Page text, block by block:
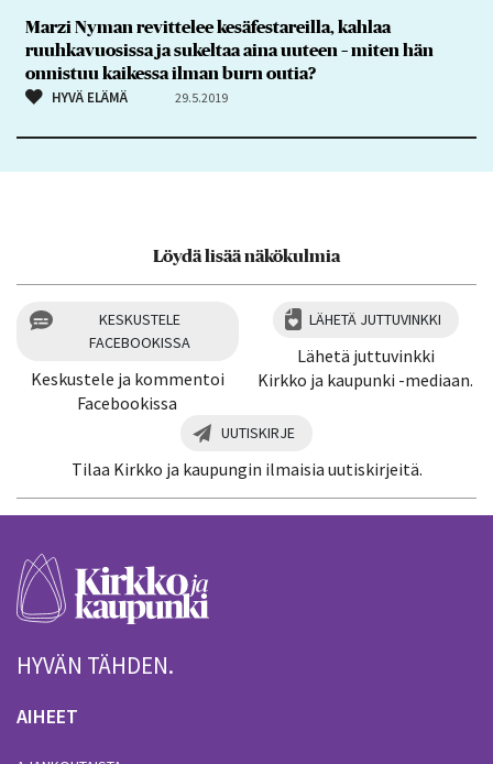
Marzi Nyman revittelee kesäfestareilla, kahlaa
ruuhkavuosissa ja sukeltaa aina uuteen – miten hän
onnistuu kaikessa ilman burn outia?
HYVÄ ELÄMÄ 29.5.2019
Löydä lisää näkökulmia
KESKUSTELE
FACEBOOKISSA
Keskustele ja kommentoi
Facebookissa
LÄHETÄ JUTTUVINKKI
Lähetä juttuvinkki
Kirkko ja kaupunki -mediaan.
UUTISKIRJE
Tilaa Kirkko ja kaupungin ilmaisia uutiskirjeitä.
HYVÄN TÄHDEN.
AIHEET